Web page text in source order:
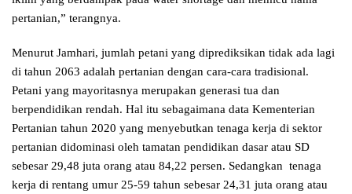
pertanian,” terangnya.
Menurut Jamhari, jumlah petani yang diprediksikan tidak ada lagi
di tahun 2063 adalah pertanian dengan cara-cara tradisional.
Petani yang mayoritasnya merupakan generasi tua dan
berpendidikan rendah. Hal itu sebagaimana data Kementerian
Pertanian tahun 2020 yang menyebutkan tenaga kerja di sektor
pertanian didominasi oleh tamatan pendidikan dasar atau SD
sebesar 29,48 juta orang atau 84,22 persen. Sedangkan tenaga
kerja di rentang umur 25-59 tahun sebesar 24,31 juta orang atau